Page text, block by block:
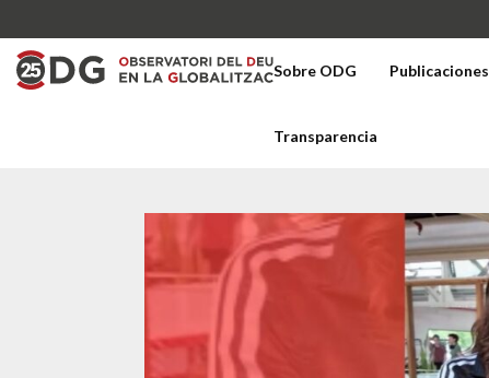
Sobre ODG Publicaciones
Transparencia